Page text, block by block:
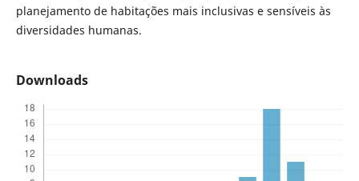
planejamento de habitações mais inclusivas e sensíveis às
diversidades humanas.
Downloads